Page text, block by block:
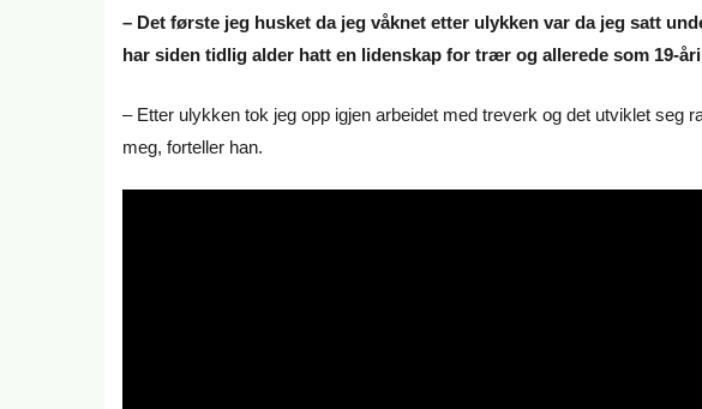
– Det første jeg husket da jeg våknet etter ulykken var da jeg satt
har siden tidlig alder hatt en lidenskap for trær og allerede som 19-
– Etter ulykken tok jeg opp igjen arbeidet med treverk og det utviklet seg
meg, forteller han.